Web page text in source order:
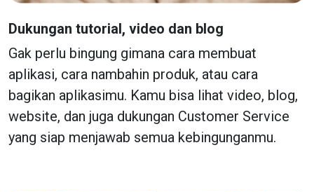
Dukungan tutorial, video dan blog
Gak perlu bingung gimana cara membuat
aplikasi, cara nambahin produk, atau cara
bagikan aplikasimu. Kamu bisa lihat video, blog,
website, dan juga dukungan Customer Service
yang siap menjawab semua kebingunganmu.